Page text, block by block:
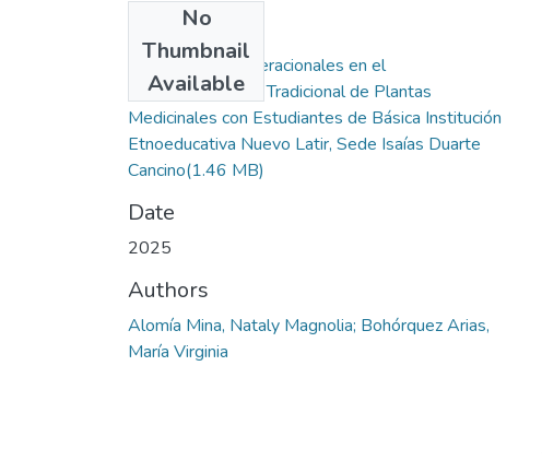
No
Thumbnail
Available
Saberes Intergeneracionales en el
Aprovechamiento Tradicional de Plantas
Medicinales con Estudiantes de Básica Institución
Etnoeducativa Nuevo Latir, Sede Isaías Duarte
Cancino(1.46 MB)
Date
2025
Authors
Alomía Mina, Nataly Magnolia; Bohórquez Arias,
María Virginia